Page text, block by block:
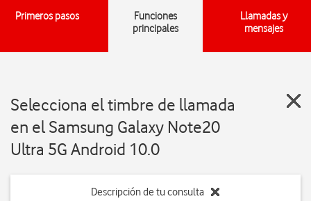
Primeros pasos
Funciones
principales
Llamadas y
mensajes
Selecciona el timbre de llamada
en el Samsung Galaxy Note20
Ultra 5G Android 10.0
Descripción de tu consulta